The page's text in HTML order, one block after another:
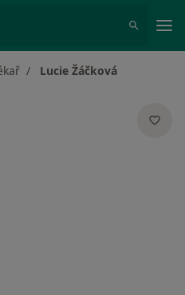
Lucie Žáčková